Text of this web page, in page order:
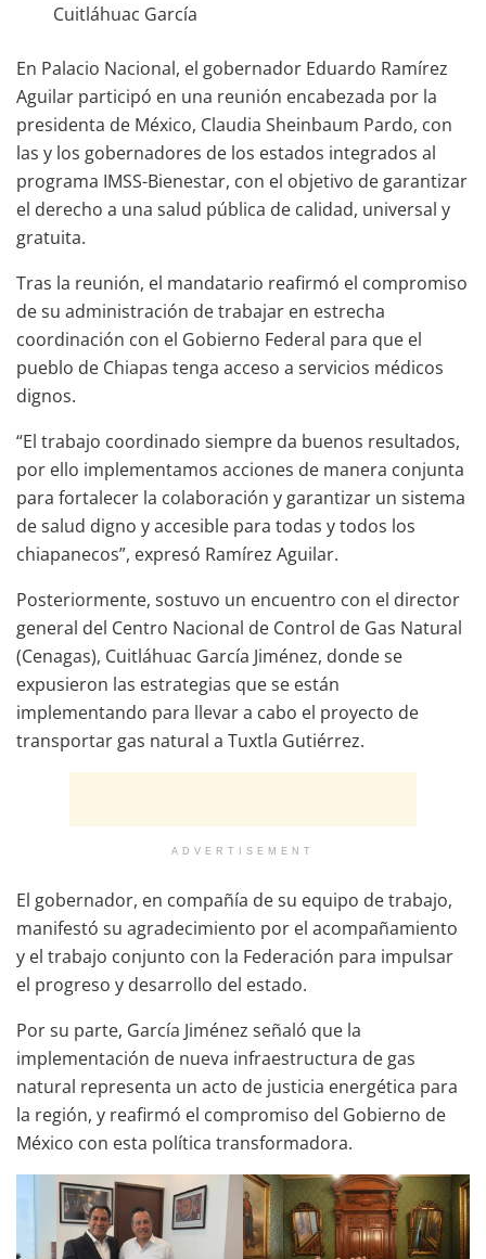
Cuitláhuac García
En Palacio Nacional, el gobernador Eduardo Ramírez
Aguilar participó en una reunión encabezada por la
presidenta de México, Claudia Sheinbaum Pardo, con
las y los gobernadores de los estados integrados al
programa IMSS-Bienestar, con el objetivo de garantizar
el derecho a una salud pública de calidad, universal y
gratuita.
Tras la reunión, el mandatario reafirmó el compromiso
de su administración de trabajar en estrecha
coordinación con el Gobierno Federal para que el
pueblo de Chiapas tenga acceso a servicios médicos
dignos.
“El trabajo coordinado siempre da buenos resultados,
por ello implementamos acciones de manera conjunta
para fortalecer la colaboración y garantizar un sistema
de salud digno y accesible para todas y todos los
chiapanecos”, expresó Ramírez Aguilar.
Posteriormente, sostuvo un encuentro con el director
general del Centro Nacional de Control de Gas Natural
(Cenagas), Cuitláhuac García Jiménez, donde se
expusieron las estrategias que se están
implementando para llevar a cabo el proyecto de
transportar gas natural a Tuxtla Gutiérrez.
ADVERTISEMENT
El gobernador, en compañía de su equipo de trabajo,
manifestó su agradecimiento por el acompañamiento
y el trabajo conjunto con la Federación para impulsar
el progreso y desarrollo del estado.
Por su parte, García Jiménez señaló que la
implementación de nueva infraestructura de gas
natural representa un acto de justicia energética para
la región, y reafirmó el compromiso del Gobierno de
México con esta política transformadora.